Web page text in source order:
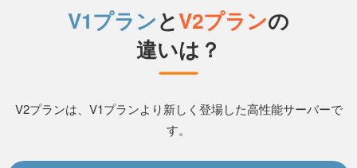
V1プランとV2プランの
違いは？
V2プランは、V1プランより新しく登場した高性能サーバーで
す。